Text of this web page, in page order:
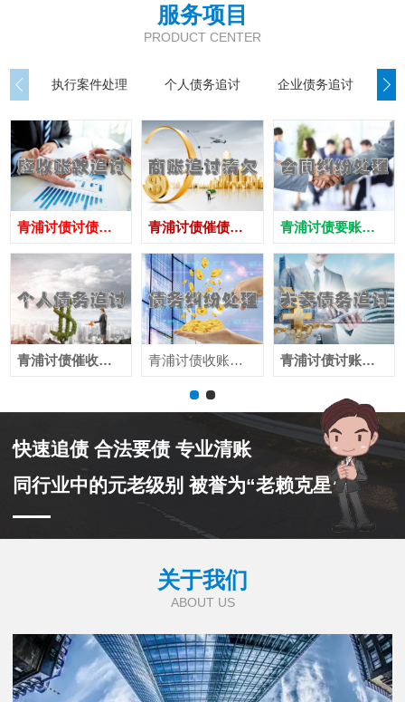
服务项目
PRODUCT CENTER
执行案件处理 个人债务追讨 企业债务追讨
青浦讨债讨债公司
青浦讨债催收公司
青浦讨债催债公司
青浦讨债收账公司
青浦讨债要账公司
青浦讨债讨账公司
快速追债 合法要债 专业清账
同行业中的元老级别 被誉为“老赖克星”
关于我们
ABOUT US